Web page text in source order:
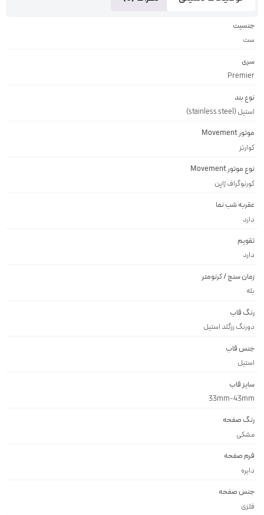
جنسیت
ست
سری
Premier
نوع بند
استیل (stainless steel)
موتور Movement
کوارتز
نوع موتور Movement
کورنوگراف ژاپن
عقربه شب نما
دارد
تقویم
دارد
زمان سنج / کرنومتر
رنگ قاب
دورنگ رزگلد استيل
جنس قاب
استيل
سایز قاب
33mm-43mm
رنگ صفحه
مشكى
فرم صفحه
دايره
جنس صفحه
فلزى